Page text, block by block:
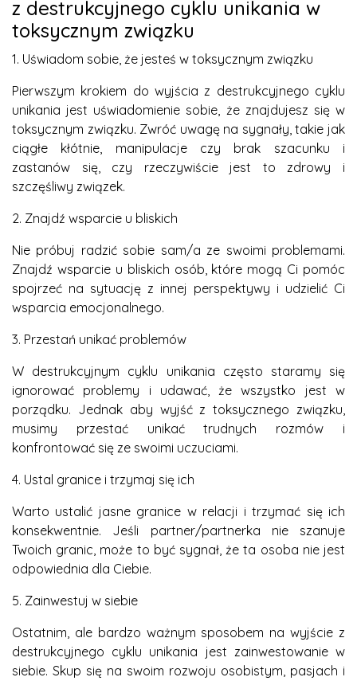
z destrukcyjnego cyklu unikania w
toksycznym związku
1. Uświadom sobie, że jesteś w toksycznym związku
Pierwszym krokiem do wyjścia z destrukcyjnego cyklu
unikania jest uświadomienie sobie, że znajdujesz się w
toksycznym związku. Zwróć uwagę na sygnały, takie jak
ciągłe kłótnie, manipulacje czy brak szacunku i
zastanów się, czy rzeczywiście jest to zdrowy i
szczęśliwy związek.
2. Znajdź wsparcie u bliskich
Nie próbuj radzić sobie sam/a ze swoimi problemami.
Znajdź wsparcie u bliskich osób, które mogą Ci pomóc
spojrzeć na sytuację z innej perspektywy i udzielić Ci
wsparcia emocjonalnego.
3. Przestań unikać problemów
W destrukcyjnym cyklu unikania często staramy się
ignorować problemy i udawać, że wszystko jest w
porządku. Jednak aby wyjść z toksycznego związku,
musimy przestać unikać trudnych rozmów i
konfrontować się ze swoimi uczuciami.
4. Ustal granice i trzymaj się ich
Warto ustalić jasne granice w relacji i trzymać się ich
konsekwentnie. Jeśli partner/partnerka nie szanuje
Twoich granic, może to być sygnał, że ta osoba nie jest
odpowiednia dla Ciebie.
5. Zainwestuj w siebie
Ostatnim, ale bardzo ważnym sposobem na wyjście z
destrukcyjnego cyklu unikania jest zainwestowanie w
siebie. Skup się na swoim rozwoju osobistym, pasjach i